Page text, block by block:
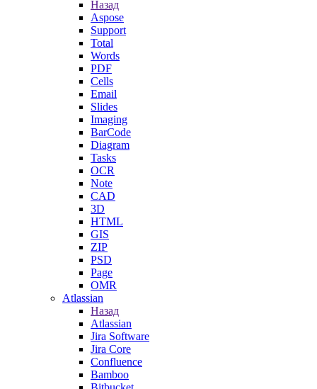
Назад
Aspose
Support
Total
Words
PDF
Cells
Email
Slides
Imaging
BarCode
Diagram
Tasks
OCR
Note
CAD
3D
HTML
GIS
ZIP
PSD
Page
OMR
Atlassian
Назад
Atlassian
Jira Software
Jira Core
Confluence
Bamboo